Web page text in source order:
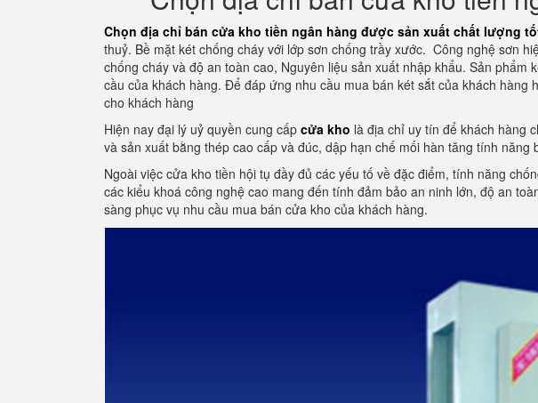
Chọn địa chỉ bán cửa kho tiền ngân hàng được sản xuất chất lượng
thuỷ. Bề mặt két chống cháy với lớp sơn chống trầy xước. Công nghệ sơn
chống cháy và độ an toàn cao, Nguyên liệu sản xuất nhập khẩu. Sản
cầu của khách hàng. Để đáp ứng nhu cầu mua bán két sắt của khách
cho khách hàng
Hiện nay đại lý uỷ quyền cung cấp cửa kho là địa chỉ uy tín để khách hàng
và sản xuất bằng thép cao cấp và đúc, dập hạn chế mối hàn tăng tính năng
Ngoài việc cửa kho tiền hội tụ đầy đủ các yếu tố về đặc điểm, tính năng
các kiểu khoá công nghệ cao mang đến tính đảm bảo an ninh lớn, độ an
sàng phục vụ nhu cầu mua bán cửa kho của khách hàng.